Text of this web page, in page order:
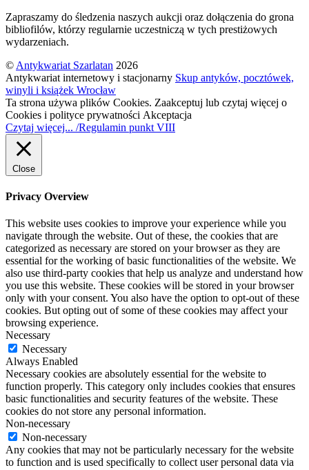
Zapraszamy do śledzenia naszych aukcji oraz dołączenia do grona
bibliofilów, którzy regularnie uczestniczą w tych prestiżowych
wydarzeniach.
© Antykwariat Szarlatan 2026
Antykwariat internetowy i stacjonarny Skup antyków, pocztówek,
winyli i książek Wrocław
Ta strona używa plików Cookies. Zaakceptuj lub czytaj więcej o
Cookies i polityce prywatności Akceptacja
Czytaj więcej... /Regulamin punkt VIII
Close
Privacy Overview
This website uses cookies to improve your experience while you
navigate through the website. Out of these, the cookies that are
categorized as necessary are stored on your browser as they are
essential for the working of basic functionalities of the website. We
also use third-party cookies that help us analyze and understand how
you use this website. These cookies will be stored in your browser
only with your consent. You also have the option to opt-out of these
cookies. But opting out of some of these cookies may affect your
browsing experience.
Necessary
Necessary
Always Enabled
Necessary cookies are absolutely essential for the website to
function properly. This category only includes cookies that ensures
basic functionalities and security features of the website. These
cookies do not store any personal information.
Non-necessary
Non-necessary
Any cookies that may not be particularly necessary for the website
to function and is used specifically to collect user personal data via